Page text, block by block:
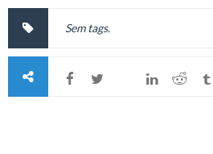
Sem tags.